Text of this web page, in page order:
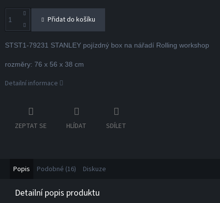
Přidat do košíku
STST1-79231 STANLEY pojízdný box na nářadí Rolling workshop
rozměry: 76 x 56 x 38 cm
Detailní informace
ZEPTAT SE HLÍDAT SDÍLET
Popis Podobné (16) Diskuze
Detailní popis produktu